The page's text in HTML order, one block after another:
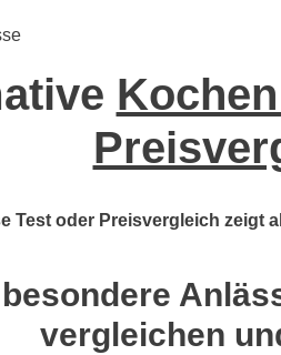
Test oder Preisvergleich zeigt
vergleichen